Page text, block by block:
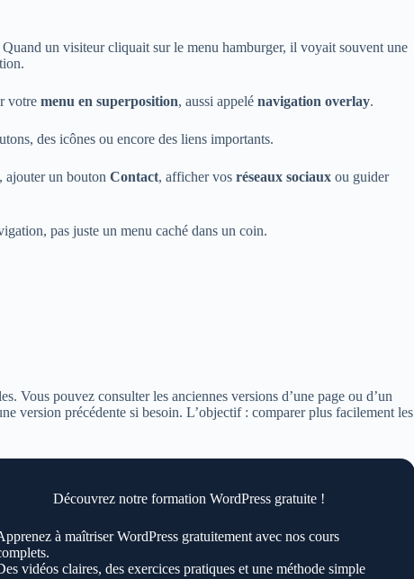
Quand un visiteur cliquait sur le menu hamburger, il voyait souvent une
votre menu en superposition, aussi appelé navigation overlay.
des icônes ou encore des liens importants.
, ajouter un bouton Contact, afficher vos réseaux sociaux ou guider
pas juste un menu caché dans un coin.
Vous pouvez consulter les anciennes versions d’une page ou d’un
version précédente si besoin. L’objectif : comparer plus facilement les
Découvrez notre formation WordPress gratuite !
à maîtriser WordPress gratuitement avec nos cours
vidéos claires, des exercices pratiques et une méthode simple